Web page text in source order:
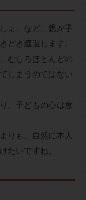
ょ」など、親が子
どき遭遇します。
むしろほとんどの
しまうのではない
、子どもの心は意
りも、自然に本人
たいですね。